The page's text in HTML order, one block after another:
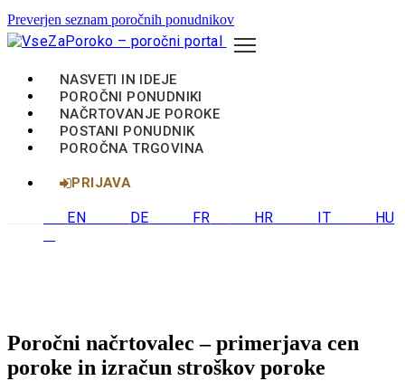
Preverjen seznam poročnih ponudnikov
NASVETI IN IDEJE
POROČNI PONUDNIKI
NAČRTOVANJE POROKE
POSTANI PONUDNIK
POROČNA TRGOVINA
PRIJAVA
EN DE FR HR IT HU
Poročni načrtovalec – primerjava cen
poroke in izračun stroškov poroke